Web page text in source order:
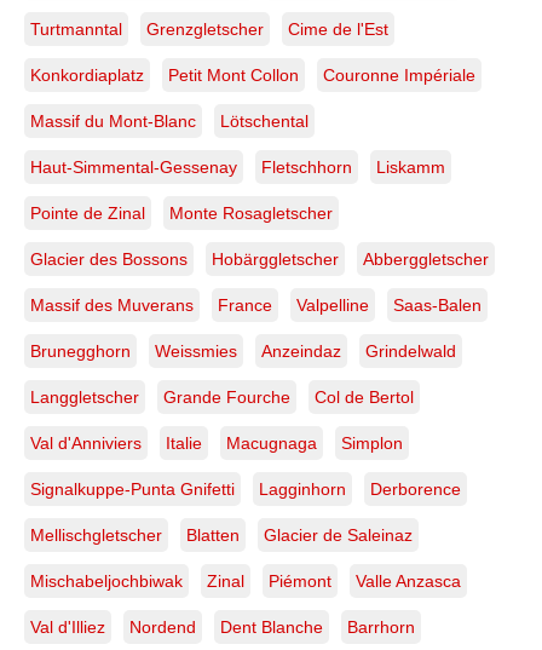
Turtmanntal Grenzgletscher Cime de l'Est
Konkordiaplatz Petit Mont Collon Couronne Impériale
Massif du Mont-Blanc Lötschental
Haut-Simmental-Gessenay Fletschhorn Liskamm
Pointe de Zinal Monte Rosagletscher
Glacier des Bossons Hobärggletscher Abberggletscher
Massif des Muverans France Valpelline Saas-Balen
Brunegghorn Weissmies Anzeindaz Grindelwald
Langgletscher Grande Fourche Col de Bertol
Val d'Anniviers Italie Macugnaga Simplon
Signalkuppe-Punta Gnifetti Lagginhorn Derborence
Mellischgletscher Blatten Glacier de Saleinaz
Mischabeljochbiwak Zinal Piémont Valle Anzasca
Val d'Illiez Nordend Dent Blanche Barrhorn